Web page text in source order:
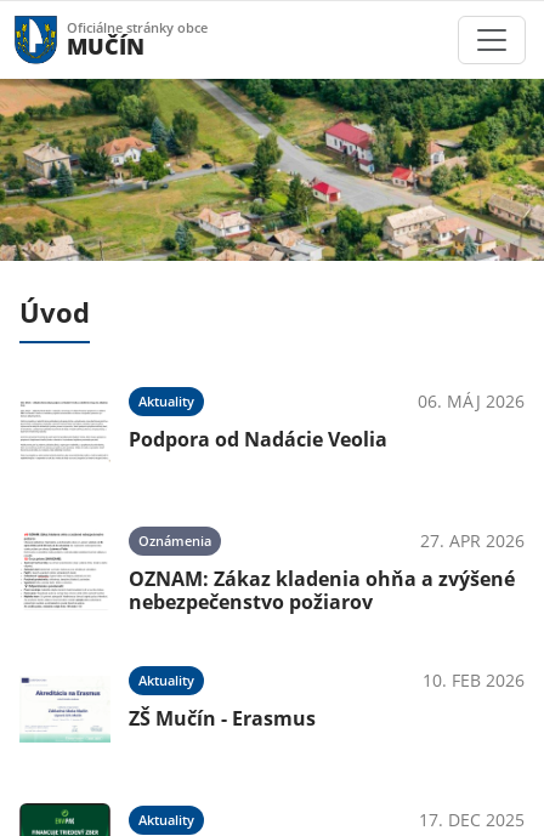
Oficiálne stránky obce
MUČÍN
Úvod
Aktuality 06. MÁJ 2026
Podpora od Nadácie Veolia
Oznámenia 27. APR 2026
OZNAM: Zákaz kladenia ohňa a zvýšené
nebezpečenstvo požiarov
Aktuality 10. FEB 2026
ZŠ Mučín - Erasmus
Aktuality 17. DEC 2025